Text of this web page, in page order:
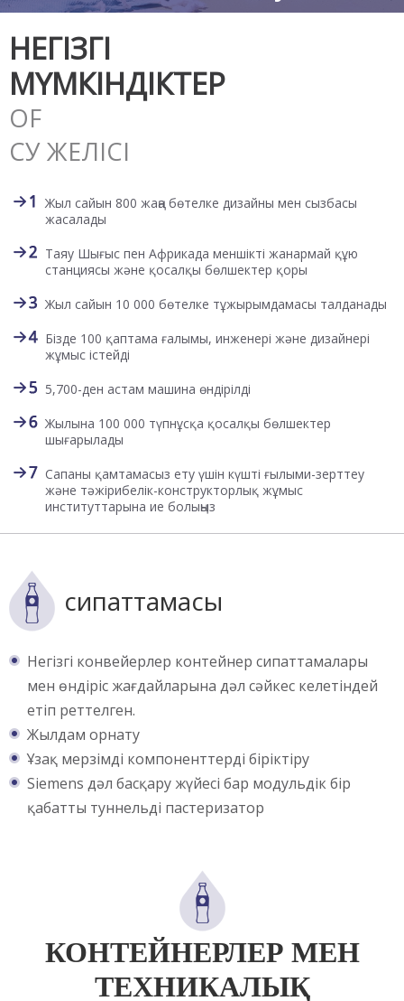
НЕГІЗГІ
МҮМКІНДІКТЕР
OF
СУ ЖЕЛІСІ
Жыл сайын 800 жаңа бөтелке дизайны мен сызбасы
жасалады
Таяу Шығыс пен Африкада меншікті жанармай құю
станциясы және қосалқы бөлшектер қоры
Жыл сайын 10 000 бөтелке тұжырымдамасы талданады
Бізде 100 қаптама ғалымы, инженері және дизайнері
жұмыс істейді
5,700-ден астам машина өндірілді
Жылына 100 000 түпнұсқа қосалқы бөлшектер
шығарылады
Сапаны қамтамасыз ету үшін күшті ғылыми-зерттеу
және тәжірибелік-конструкторлық жұмыс
институттарына ие болыңыз
сипаттамасы
Негізгі конвейерлер контейнер сипаттамалары
мен өндіріс жағдайларына дәл сәйкес келетіндей
етіп реттелген.
Жылдам орнату
Ұзақ мерзімді компоненттерді біріктіру
Siemens дәл басқару жүйесі бар модульдік бір
қабатты туннельді пастеризатор
КОНТЕЙНЕРЛЕР МЕН
ТЕХНИКАЛЫҚ